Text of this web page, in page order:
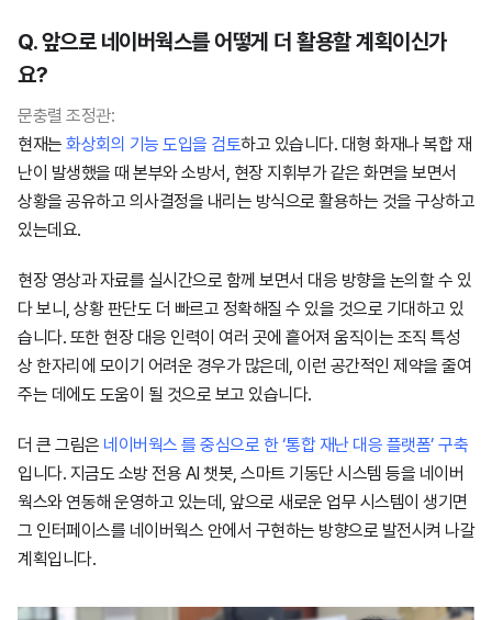
Q. 앞으로 네이버웍스를 어떻게 더 활용할 계획이신가
요?
문충렬 조정관:
현재는 화상회의 기능 도입을 검토하고 있습니다. 대형 화재나 복합 재
난이 발생했을 때 본부와 소방서, 현장 지휘부가 같은 화면을 보면서
상황을 공유하고 의사결정을 내리는 방식으로 활용하는 것을 구상하고
있는데요.
현장 영상과 자료를 실시간으로 함께 보면서 대응 방향을 논의할 수 있
다 보니, 상황 판단도 더 빠르고 정확해질 수 있을 것으로 기대하고 있
습니다. 또한 현장 대응 인력이 여러 곳에 흩어져 움직이는 조직 특성
상 한자리에 모이기 어려운 경우가 많은데, 이런 공간적인 제약을 줄여
주는 데에도 도움이 될 것으로 보고 있습니다.
더 큰 그림은 네이버웍스 를 중심으로 한 ‘통합 재난 대응 플랫폼’ 구축
입니다. 지금도 소방 전용 AI 챗봇, 스마트 기동단 시스템 등을 네이버
웍스와 연동해 운영하고 있는데, 앞으로 새로운 업무 시스템이 생기면
그 인터페이스를 네이버웍스 안에서 구현하는 방향으로 발전시켜 나갈
계획입니다.